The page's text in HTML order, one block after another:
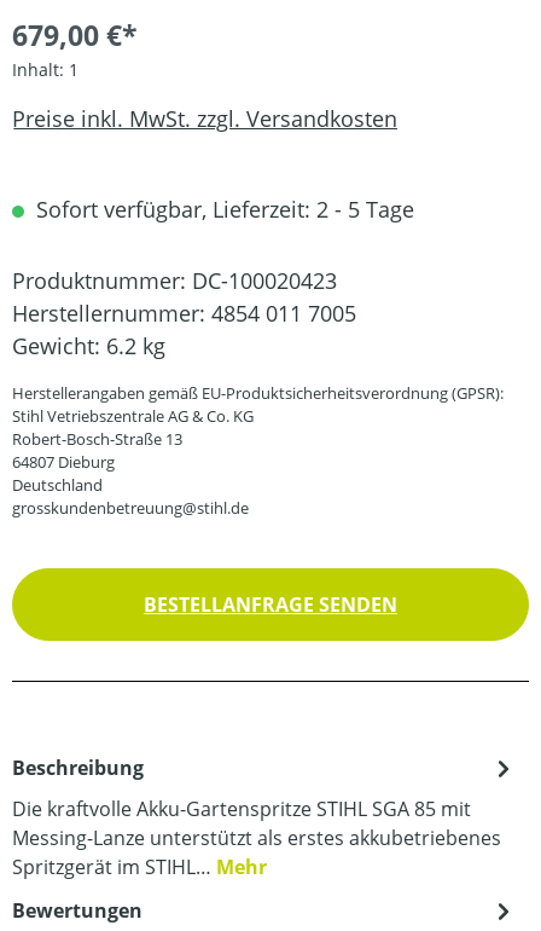
679,00 €*
Inhalt: 1
Preise inkl. MwSt. zzgl. Versandkosten
Sofort verfügbar, Lieferzeit: 2 - 5 Tage
Produktnummer: DC-100020423
Herstellernummer: 4854 011 7005
Gewicht: 6.2 kg
Herstellerangaben gemäß EU-Produktsicherheitsverordnung (GPSR):
Stihl Vetriebszentrale AG & Co. KG
Robert-Bosch-Straße 13
64807 Dieburg
Deutschland
grosskundenbetreuung@stihl.de
BESTELLANFRAGE SENDEN
Beschreibung
Die kraftvolle Akku-Gartenspritze STIHL SGA 85 mit
Messing-Lanze unterstützt als erstes akkubetriebenes
Spritzgerät im STIHL… Mehr
Bewertungen